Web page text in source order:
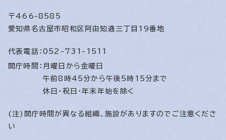
〒466-8585
愛知県名古屋市昭和区阿由知通三丁目19番地
代表電話： 052-731-1511
開庁時間： 月曜日から金曜日
午前8時45分から午後5時15分まで
休日・祝日・年末年始を除く
(注)開庁時間が異なる組織、施設がありますのでご注意くださ
い